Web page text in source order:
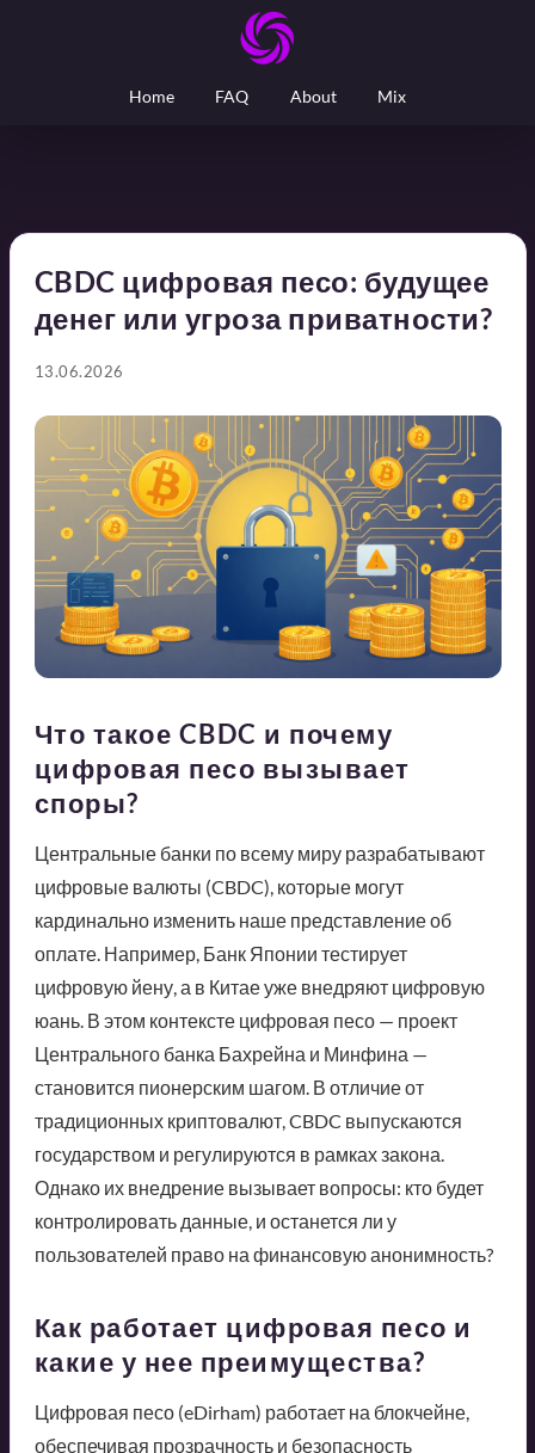
Home FAQ About Mix
CBDC цифровая песо: будущее
денег или угроза приватности?
13.06.2026
Что такое CBDC и почему
цифровая песо вызывает
споры?
Центральные банки по всему миру разрабатывают
цифровые валюты (CBDC), которые могут
кардинально изменить наше представление об
оплате. Например, Банк Японии тестирует
цифровую йену, а в Китае уже внедряют цифровую
юань. В этом контексте цифровая песо — проект
Центрального банка Бахрейна и Минфина —
становится пионерским шагом. В отличие от
традиционных криптовалют, CBDC выпускаются
государством и регулируются в рамках закона.
Однако их внедрение вызывает вопросы: кто будет
контролировать данные, и останется ли у
пользователей право на финансовую анонимность?
Как работает цифровая песо и
какие у нее преимущества?
Цифровая песо (eDirham) работает на блокчейне,
обеспечивая прозрачность и безопасность